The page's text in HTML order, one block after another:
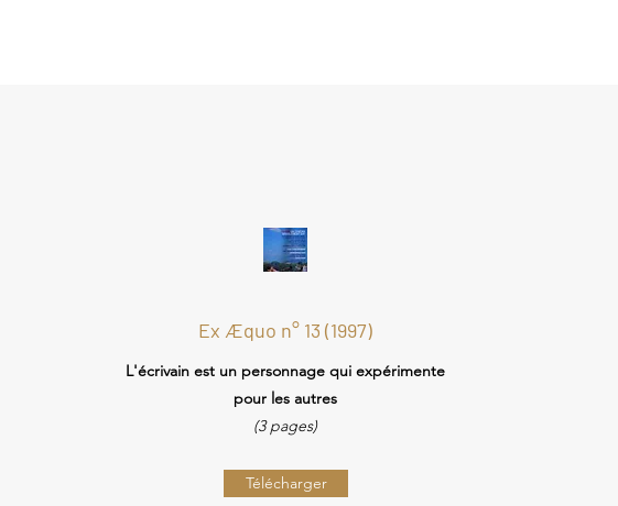
Ex Æquo n° 13 (1997)
L'écrivain est un personnage qui expérimente
pour les autres
(3 pages)
Télécharger